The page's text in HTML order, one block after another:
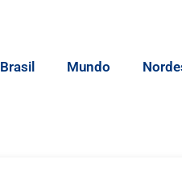
Brasil Mundo